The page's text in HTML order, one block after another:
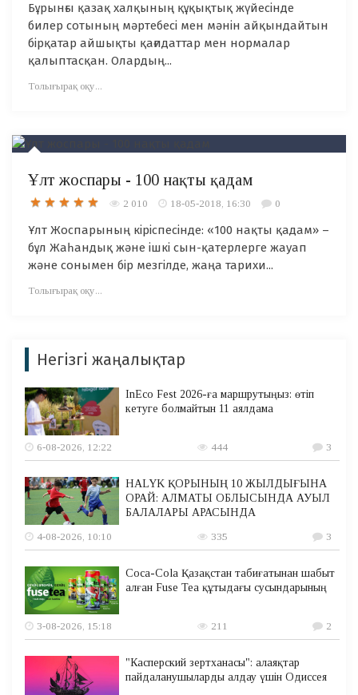
Бұрынғы қазақ халқының құқықтық жүйесінде
билер сотының мәртебесі мен мәнін айқындайтын
бірқатар айшықты қағидаттар мен нормалар
қалыптасқан. Олардың...
Толығырақ оқу...
Ұлт жоспары - 100 нақты қадам
2 010 18-05-2018, 16:30 0
Ұлт Жоспарының кіріспесінде: «100 нақты қадам» –
бұл Жаһандық және ішкі сын-қатерлерге жауап
және сонымен бір мезгілде, жаңа тарихи...
Толығырақ оқу...
Негізгі жаңалықтар
InEco Fest 2026-ға маршрутыңыз: өтіп
кетуге болмайтын 11 аялдама
6-08-2026, 12:22 444 3
HALYK ҚОРЫНЫҢ 10 ЖЫЛДЫҒЫНА
ОРАЙ: АЛМАТЫ ОБЛЫСЫНДА АУЫЛ
БАЛАЛАРЫ АРАСЫНДА
4-08-2026, 10:10
335 3
Coca-Cola Қазақстан табиғатынан шабыт
алған Fuse Tea құтыдағы сусындарының
3-08-2026, 15:18 211 2
"Касперский зертханасы": алаяқтар
пайдаланушыларды алдау үшін Одиссея